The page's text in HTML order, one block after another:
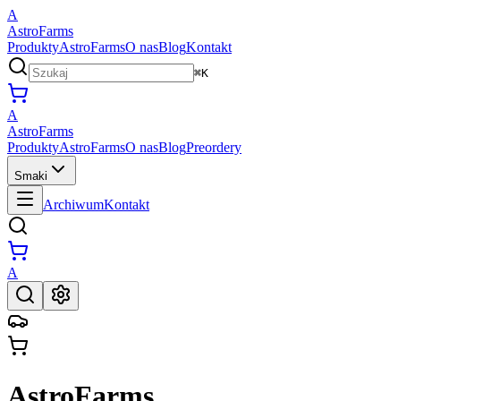
A
AstroFarms
ProduktyAstroFarmsO nasBlogKontakt
⌘K
A
AstroFarms
ProduktyAstroFarmsO nasBlogPreordery
Smaki
ArchiwumKontakt
A